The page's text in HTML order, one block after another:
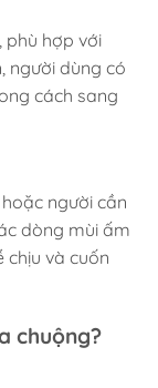
phù hợp với
người dùng có
cách sang
người cần
dòng mùi ấm
và cuốn
chuộng?